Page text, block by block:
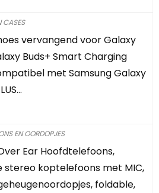
CASES
vervangend voor Galaxy
Buds+ Smart Charging
met Samsung Galaxy
EN OORDOPJES
Ear Hoofdtelefoons,
stereo koptelefoons met MIC,
foldable,